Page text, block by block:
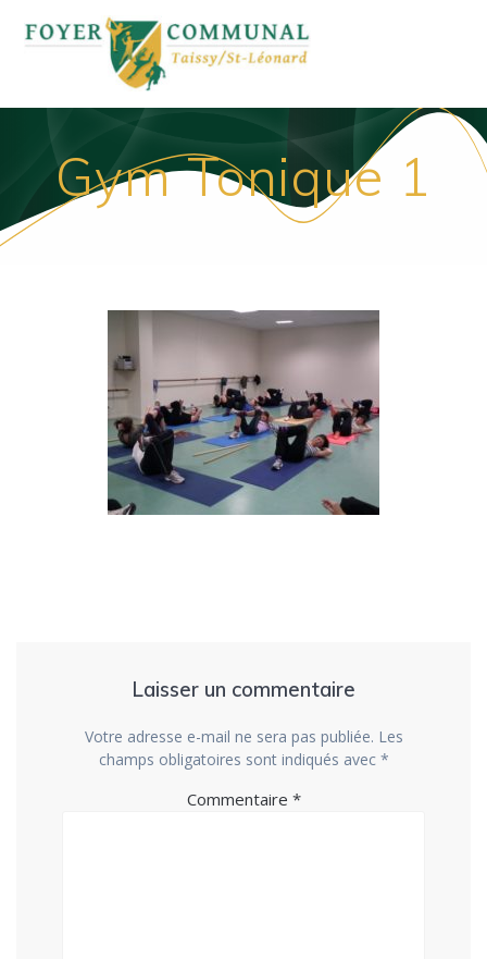
au
contenu
Gym Tonique 1
Laisser un commentaire
Votre adresse e-mail ne sera pas publiée. Les
champs obligatoires sont indiqués avec *
Commentaire *